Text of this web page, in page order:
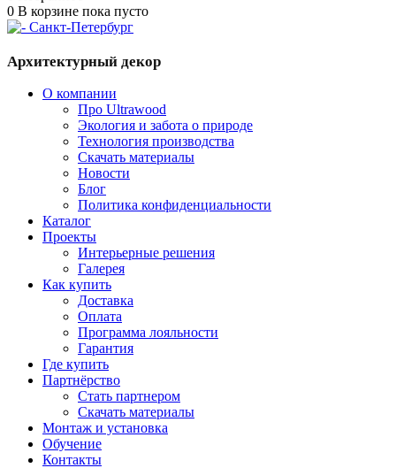
0 В корзине пока пусто
Архитектурный декор
О компании
Про Ultrawood
Экология и забота о природе
Технология производства
Скачать материалы
Новости
Блог
Политика конфиденциальности
Каталог
Проекты
Интерьерные решения
Галерея
Как купить
Доставка
Оплата
Программа лояльности
Гарантия
Где купить
Партнёрство
Стать партнером
Скачать материалы
Монтаж и установка
Обучение
Контакты